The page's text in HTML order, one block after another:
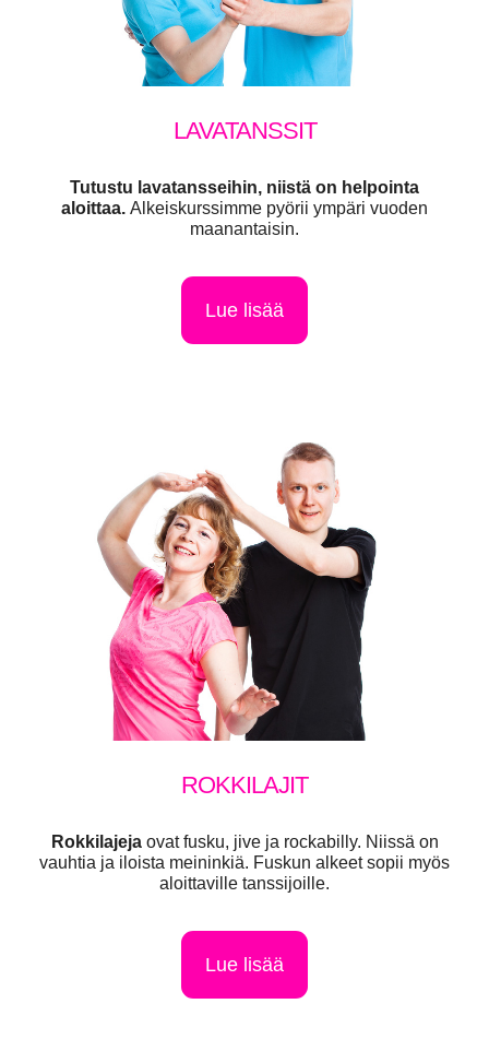
LAVATANSSIT
Tutustu lavatansseihin, niistä on helpointa
aloittaa. Alkeiskurssimme pyörii ympäri vuoden
maanantaisin.
Lue lisää
ROKKILAJIT
Rokkilajejaovat fusku, jive ja rockabilly. Niissä on
vauhtia ja iloista meininkiä. Fuskun alkeet sopii myös
aloittaville tanssijoille.
Lue lisää